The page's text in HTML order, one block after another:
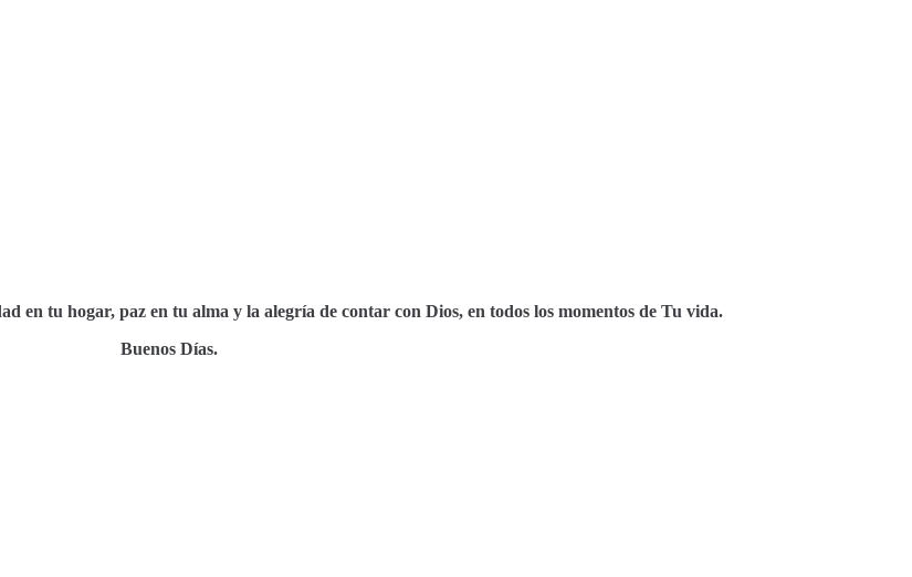
en tu hogar, paz en tu alma y la alegría de contar con Dios, en todos los momentos de Tu vida.
Buenos Días.